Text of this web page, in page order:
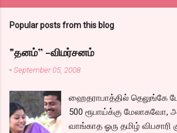
Popular posts from this blog
"தனம்” -விமர்சனம்
-September 05, 2008
ஹைதராபாத்தில் தெலுங்கே
500 ரூபாய்க்கு மேலாகவோ,
வாங்காத ஓரு தமிழ்